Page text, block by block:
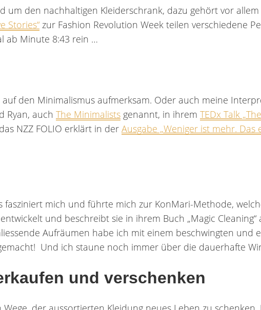
den nachhaltigen Kleiderschrank, dazu gehört vor
Stories“ zur Fashion Revolution Week teilen verschiedene
ab Minute 8:43 rein …
den Minimalismus aufmerksam. Oder auch meine
Ryan, auch The Minimalists genannt, in ihrem TEDx Talk
NZZ FOLIO erklärt in der Ausgabe „Weniger ist mehr. Das
fasziniert mich und führte mich zur KonMari-Methode,
und beschreibt sie in ihrem Buch „Magic
Aufräumen habe ich mit einem beschwingten
Und ich staune noch immer über die dauerhafte
und verschenken